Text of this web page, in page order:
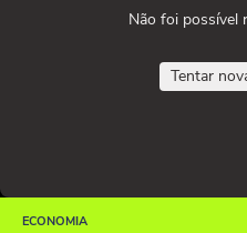
Não foi possível
Tentar
ECONOMIA